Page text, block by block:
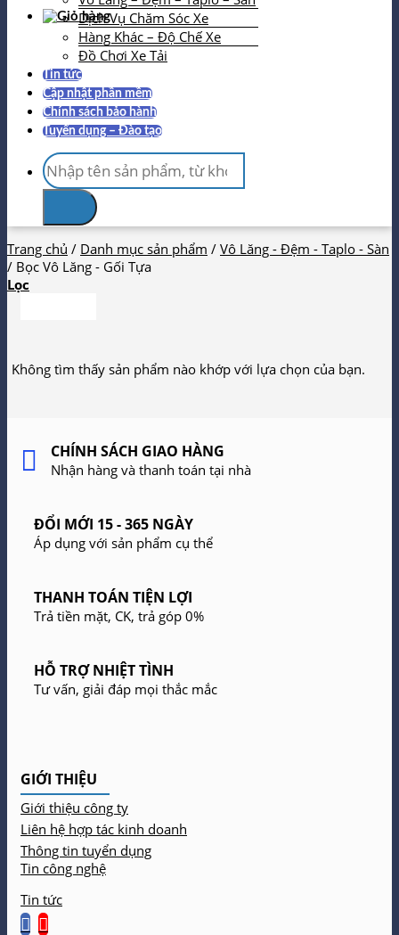
Dịch Vụ Chăm Sóc Xe
Hàng Khác – Độ Chế Xe
Đồ Chơi Xe Tải
Tin tức
Cập nhật phần mềm
Chính sách bảo hành
Tuyển dụng – Đào tạo
Tìm
kiếm:
Trang chủ / Danh mục sản phẩm / Vô Lăng - Đệm - Taplo - Sàn
/ Bọc Vô Lăng - Gối Tựa
Lọc
Không tìm thấy sản phẩm nào khớp với lựa chọn của bạn.
CHÍNH SÁCH GIAO HÀNG
Nhận hàng và thanh toán tại nhà
ĐỔI MỚI 15 - 365 NGÀY
Áp dụng với sản phẩm cụ thể
THANH TOÁN TIỆN LỢI
Trả tiền mặt, CK, trả góp 0%
HỖ TRỢ NHIỆT TÌNH
Tư vấn, giải đáp mọi thắc mắc
GIỚI THIỆU
Giới thiệu công ty
Liên hệ hợp tác kinh doanh
Thông tin tuyển dụng
Tin công nghệ
Tin tức